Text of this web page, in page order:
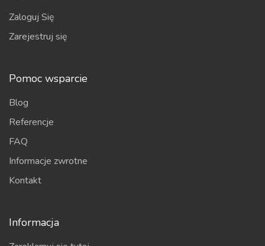
Zaloguj Się
Zarejestruj się
Pomoc wsparcie
Blog
Referencje
FAQ
Informacje zwrotne
Kontakt
Informacja